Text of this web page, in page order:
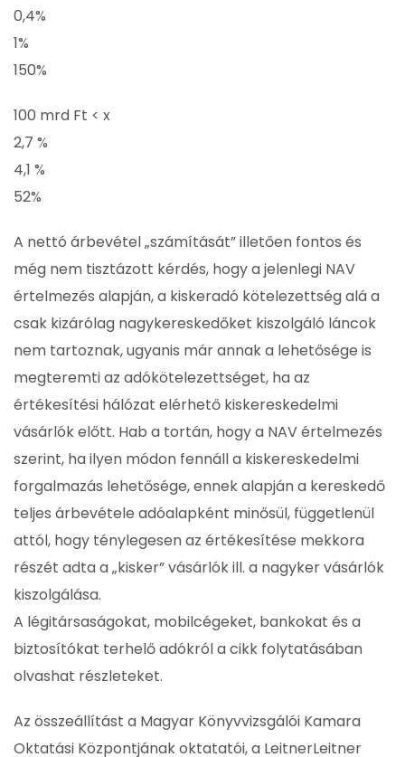
0,4%
1%
150%
100 mrd Ft < x
2,7 %
4,1 %
52%
A nettó árbevétel „számítását” illetően fontos és
még nem tisztázott kérdés, hogy a jelenlegi NAV
értelmezés alapján, a kiskeradó kötelezettség alá a
csak kizárólag nagykereskedőket kiszolgáló láncok
nem tartoznak, ugyanis már annak a lehetősége is
megteremti az adókötelezettséget, ha az
értékesítési hálózat elérhető kiskereskedelmi
vásárlók előtt. Hab a tortán, hogy a NAV értelmezés
szerint, ha ilyen módon fennáll a kiskereskedelmi
forgalmazás lehetősége, ennek alapján a kereskedő
teljes árbevétele adóalapként minősül, függetlenül
attól, hogy ténylegesen az értékesítése mekkora
részét adta a „kisker” vásárlók ill. a nagyker vásárlók
kiszolgálása.
A légitársaságokat, mobilcégeket, bankokat és a
biztosítókat terhelő adókról a cikk folytatásában
olvashat részleteket.
Az összeállítást a Magyar Könyvvizsgálói Kamara
Oktatási Központjának oktatatói, a LeitnerLeitner